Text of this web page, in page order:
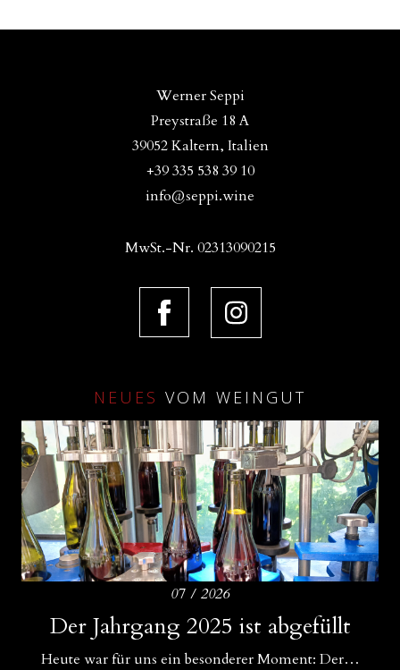
Werner Seppi
Preystraße 18 A
39052 Kaltern, Italien
+39 335 538 39 10
info@seppi.wine
MwSt.-Nr. 02313090215
NEUES VOM WEINGUT
07 / 2026
Der Jahrgang 2025 ist abgefüllt
Heute war für uns ein besonderer Moment: Der…
Amphoren als ideale Ergänzung zu
Betonfässern und Betoneiern
Drei Bühnen für unsere Weine
Für uns im WeinGut Seppi sind Begegnungen ein…